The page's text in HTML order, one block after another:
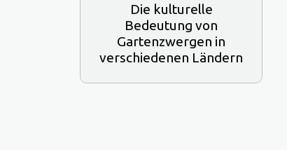
Die kulturelle
Bedeutung von
Gartenzwergen in
verschiedenen Ländern